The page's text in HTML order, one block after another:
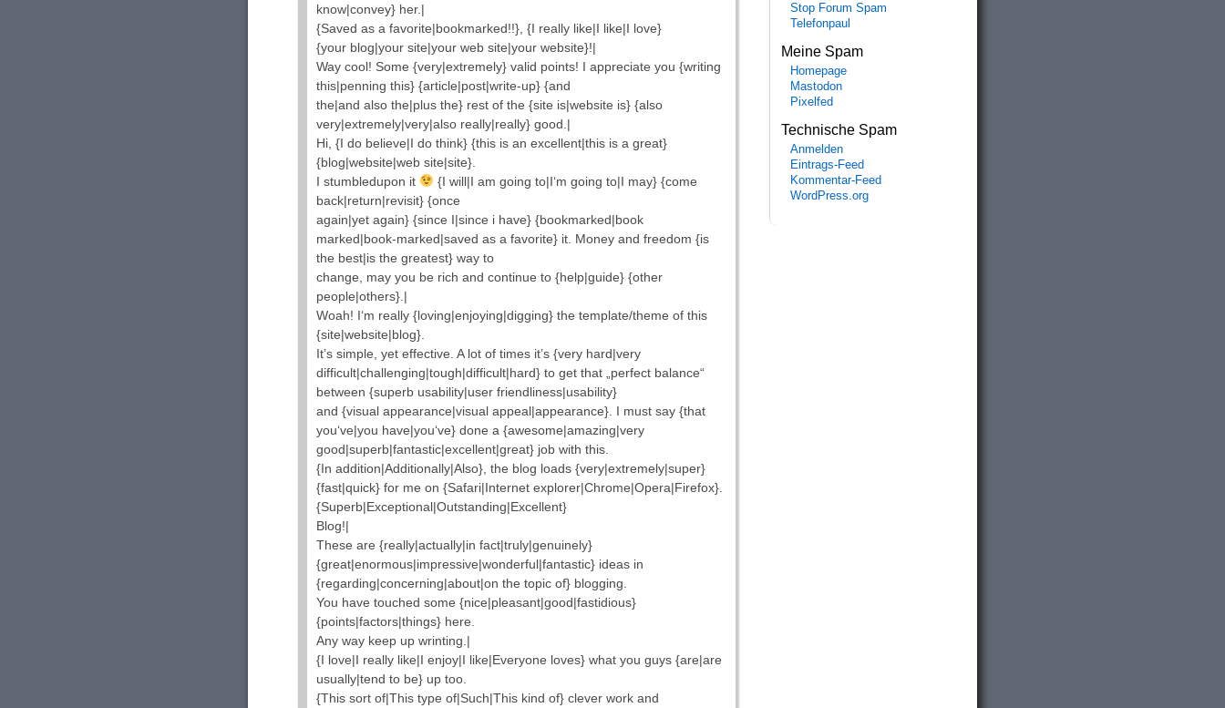
know|convey} her.|
{Saved as a favorite|bookmarked!!}, {I really like|I like|I love}
{your blog|your site|your web site|your website}!|
Way cool! Some {very|extremely} valid points! I appreciate you {writing
this|penning this} {article|post|write-up} {and
the|and also the|plus the} rest of the {site is|website is} {also
very|extremely|very|also really|really} good.|
Hi, {I do believe|I do think} {this is an excellent|this is a great}
{blog|website|web site|site}.
I stumbledupon it
{I will|I am going to|I‘m going to|I may} {come
back|return|revisit} {once
again|yet again} {since I|since i have} {bookmarked|book
marked|book-marked|saved as a favorite} it. Money and freedom {is
the best|is the greatest} way to
change, may you be rich and continue to {help|guide} {other
people|others}.|
Woah! I‘m really {loving|enjoying|digging} the template/theme of this
{site|website|blog}.
It’s simple, yet effective. A lot of times it’s {very hard|very
difficult|challenging|tough|difficult|hard} to get that „perfect balance“
between {superb usability|user friendliness|usability}
and {visual appearance|visual appeal|appearance}. I must say {that
you‘ve|you have|you‘ve} done a {awesome|amazing|very
good|superb|fantastic|excellent|great} job with this.
{In addition|Additionally|Also}, the blog loads {very|extremely|super}
{fast|quick} for me on {Safari|Internet explorer|Chrome|Opera|Firefox}.
{Superb|Exceptional|Outstanding|Excellent}
Blog!|
These are {really|actually|in fact|truly|genuinely}
{great|enormous|impressive|wonderful|fantastic} ideas in
{regarding|concerning|about|on the topic of} blogging.
You have touched some {nice|pleasant|good|fastidious}
{points|factors|things} here.
Any way keep up wrinting.|
{I love|I really like|I enjoy|I like|Everyone loves} what you guys {are|are
usually|tend to be} up too.
{This sort of|This type of|Such|This kind of} clever work and
Stop Forum Spam
Telefonpaul
Meine Spam
Homepage
Mastodon
Pixelfed
Technische Spam
Anmelden
Eintrags-Feed
Kommentar-Feed
WordPress.org